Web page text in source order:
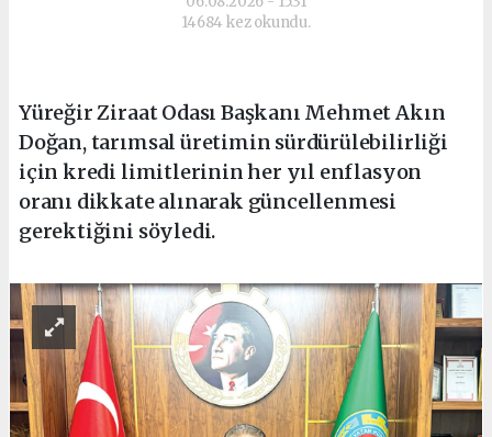
14684 kez okundu.
Yüreğir Ziraat Odası Başkanı Mehmet Akın
Doğan, tarımsal üretimin sürdürülebilirliği
için kredi limitlerinin her yıl enflasyon
oranı dikkate alınarak güncellenmesi
gerektiğini söyledi.